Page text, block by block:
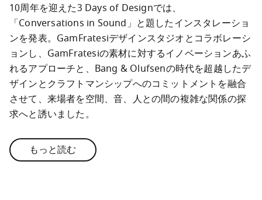
10周年を迎えた3 Days of Designでは、
「Conversations in Sound」と題したインスタレーショ
ンを発表。GamFratesiデザインスタジオとコラボレーシ
ョンし、GamFratesiの素材に対するイノベーションあふ
れるアプローチと、Bang & Olufsenの時代を超越したデ
ザインとクラフトマンシップへのコミットメントを融合
させて、来場者を空間、音、人との間の複雑な関係の探
求へと誘いました。
もっと読む